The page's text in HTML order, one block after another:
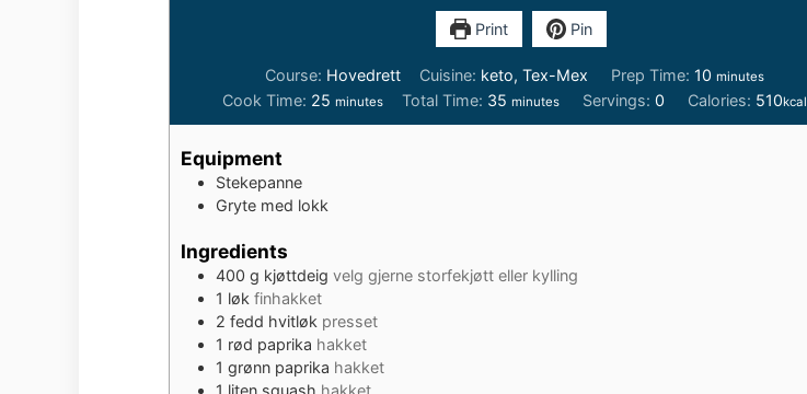
Print Pin
Course: Hovedrett Cuisine: keto, Tex-Mex Prep Time: 10 minutes
minutes
Cook Time: 25minutes
minutes Total Time: 35minutes
minutes Servings:0 Calories: 510kcal
Equipment
Stekepanne
Gryte med lokk
Ingredients
400 g kjøttdeig velg gjerne storfekjøtt eller kylling
1 løk finhakket
2 fedd hvitløk presset
1 rød paprika hakket
1 grønn paprika hakket